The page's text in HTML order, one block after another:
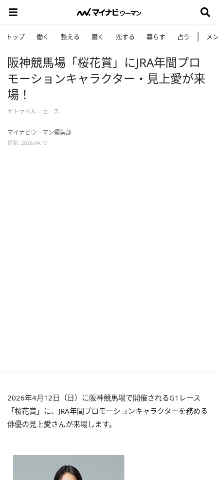
トップ 働く 整える 磨く 恋する 暮らす 占う メ
阪神競馬場「桜花賞」にJRA年間プロ
モーションキャラクター・見上愛が来
場！
＃トラベルニュース
マイナビウーマン編集部
更新: 2026.04.10
2026年4月12日（日）に阪神競馬場で開催されるG1レース
「桜花賞」に、JRA年間プロモーションキャラクターを務める
俳優の見上愛さんが来場します。